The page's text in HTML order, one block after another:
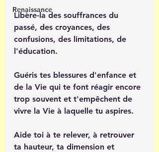
Renaissance
Libère-la des souffrances du
passé, des croyances, des
confusions, des limitations, de
l'éducation.
Guéris tes blessures d'enfance et
de la Vie qui te font réagir encore
trop souvent et t'empêchent de
vivre la Vie à laquelle tu aspires.
Aide toi à te relever, à retrouver
ta hauteur, ta dimension et